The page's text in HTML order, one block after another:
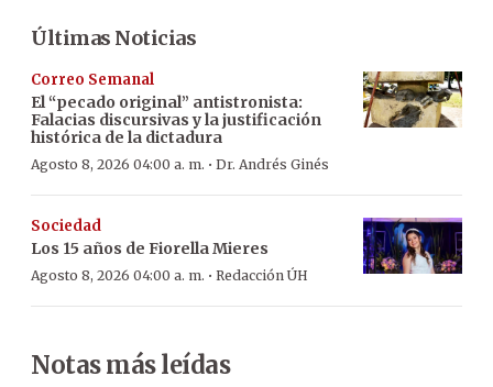
Últimas Noticias
Correo Semanal
El “pecado original” antistronista:
Falacias discursivas y la justificación
histórica de la dictadura
Agosto 8, 2026 04:00 a. m. · Dr. Andrés Ginés
Sociedad
Los 15 años de Fiorella Mieres
Agosto 8, 2026 04:00 a. m. · Redacción ÚH
Notas más leídas